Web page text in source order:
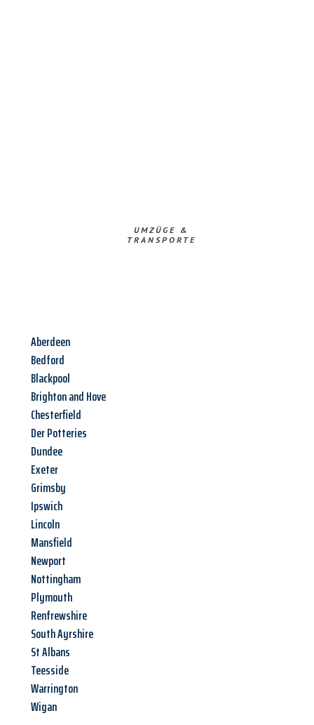
UMZÜGE &
TRANSPORTE
Aberdeen
Bedford
Blackpool
Brighton and Hove
Chesterfield
Der Potteries
Dundee
Exeter
Grimsby
Ipswich
Lincoln
Mansfield
Newport
Nottingham
Plymouth
Renfrewshire
South Ayrshire
St Albans
Teesside
Warrington
Wigan